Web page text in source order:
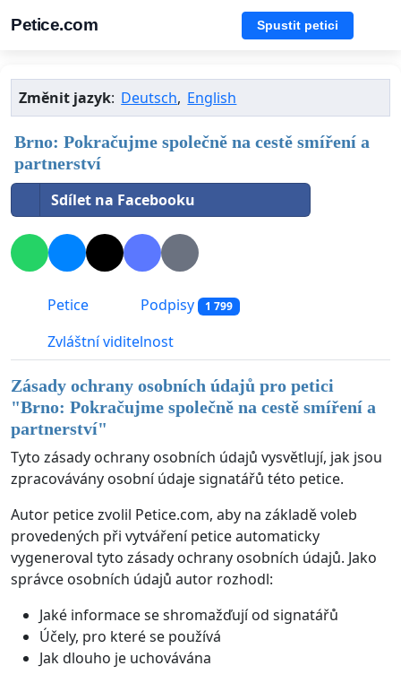
Petice.com Spustit petici
Změnit jazyk: Deutsch, English
Brno: Pokračujme společně na cestě smíření a
partnerství
Sdílet na Facebooku
Petice Podpisy 1 799
Zvláštní viditelnost
Zásady ochrany osobních údajů pro petici
"Brno: Pokračujme společně na cestě smíření a
partnerství"
Tyto zásady ochrany osobních údajů vysvětlují, jak jsou
zpracovávány osobní údaje signatářů této petice.
Autor petice zvolil Petice.com, aby na základě voleb
provedených při vytváření petice automaticky
vygeneroval tyto zásady ochrany osobních údajů. Jako
správce osobních údajů autor rozhodl:
Jaké informace se shromažďují od signatářů
Účely, pro které se používá
Jak dlouho je uchovávána